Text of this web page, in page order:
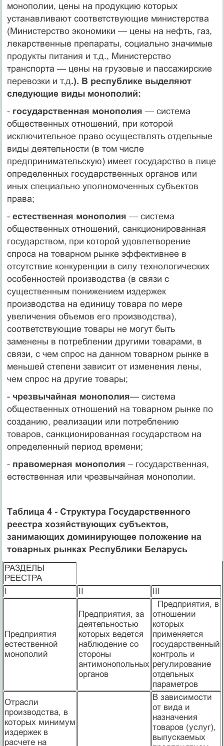
монополии, цены на продукцию которых
устанавливают соответству­ющие министерства
(Министерство экономики — цены на нефть, газ,
лекарственные препараты, социально значимые
продукты питания и т.д., Министерство
транспорта — цены на грузовые и пассажирские
перевозки и т.д.). В республике выделяют
следующие виды монополий:
- государственная монополия — система
общественных отношений, при которой
исключительное право осущест­влять отдельные
виды деятельности (в том числе
предпринимательскую) имеет государство в лице
определенных государственных органов или
иных специально уполномо­ченных субъектов
права;
- естественная монополия — система
общественных от­ношений, санкционированная
государством, при которой удовлетворение
спроса на товарном рынке эффективнее в
отсутствие конкуренции в силу технологических
особенностей производства (в связи с
существенным понижением из­держек
производства на единицу товара по мере
увеличения объемов его производства),
соответствующие товары не мо­гут быть
заменены в потреблении другими товарами, в
связи, с чем спрос на данном товарном рынке в
меньшей степени зависит от изменения лены,
чем спрос на другие товары;
- чрезвычайная монополия— система
общественных отношений на товарном рынке по
созданию, реализации или потреблению
товаров, санкционированная государством на
определенный период времени;
- правомерная монополия – государственная,
естествен­ная или чрезвычайная монополии.
Таблица 4 - Структура Государственного
реестра хозяйствующих субъектов,
занимающих доминирующее положение на
товарных рынках Республики Беларусь
РАЗДЕЛЫ
РЕЕСТРА
I
II III
Предприятия
естест­венной
монополий
Предприятия, за
деятельностью
которых ведется
наблюдение со
стороны
антимонопольных
органов
Предприятия, в
отношении
которых
применяется
государственный
контроль и
регулирование
отдельных
параметров
Отрасли
производства, в
которых минимум
издержек в
расчете на
В зависимости
от вида и
назначения
товаров (услуг),
выпускаемых